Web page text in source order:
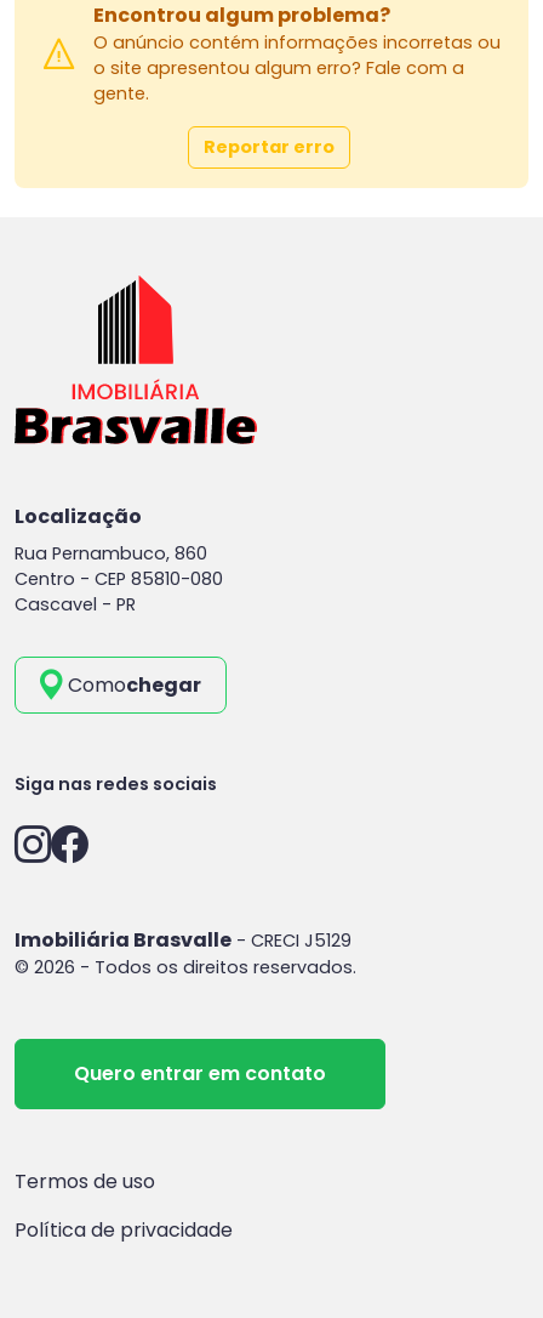
Encontrou algum problema?
O anúncio contém informações incorretas ou
o site apresentou algum erro? Fale com a
gente.
Reportar erro
Localização
Rua Pernambuco, 860
Centro - CEP 85810-080
Cascavel - PR
Comochegar
Siga nas redes sociais
Imobiliária Brasvalle - CRECI J5129
© 2026 - Todos os direitos reservados.
Quero entrar em contato
Termos de uso
Política de privacidade